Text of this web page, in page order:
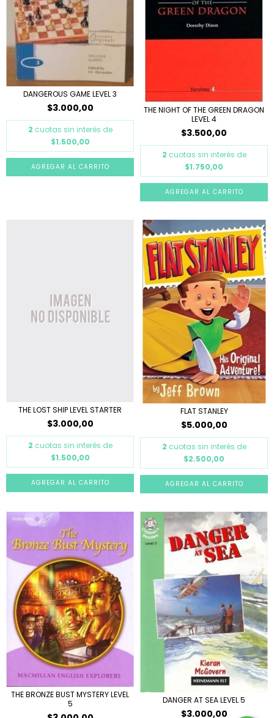
DANGEROUS GAME LEVEL 3
$3.000,00
2 cuotas sin interés de
$1.500,00
THE NIGHT OF THE GREEN DRAGON
LEVEL 4
$3.500,00
2 cuotas sin interés de
$1.750,00
THE LOST SHIP LEVEL STARTER
$3.000,00
2 cuotas sin interés de
$1.500,00
FLAT STANLEY
$5.000,00
2 cuotas sin interés de
$2.500,00
THE BRONZE BUST MYSTERY LEVEL
5
DANGER AT SEA LEVEL 5
$3.000,00